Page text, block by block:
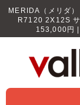
MERIDA（メリダ
R7120 2X12S
153,000円